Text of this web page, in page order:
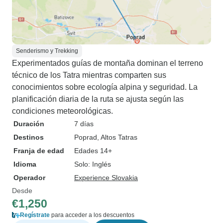
Senderismo y Trekking
Experimentados guías de montaña dominan el terreno
técnico de los Tatra mientras comparten sus
conocimientos sobre ecología alpina y seguridad. La
planificación diaria de la ruta se ajusta según las
condiciones meteorológicas.
Duración
7 días
Destinos
Poprad , Altos Tatras
Franja de edad
Edades 14+
Idioma
Solo: Inglés
Operador
Experience Slovakia
Desde
€1,250
Regístrate para acceder a los descuentos